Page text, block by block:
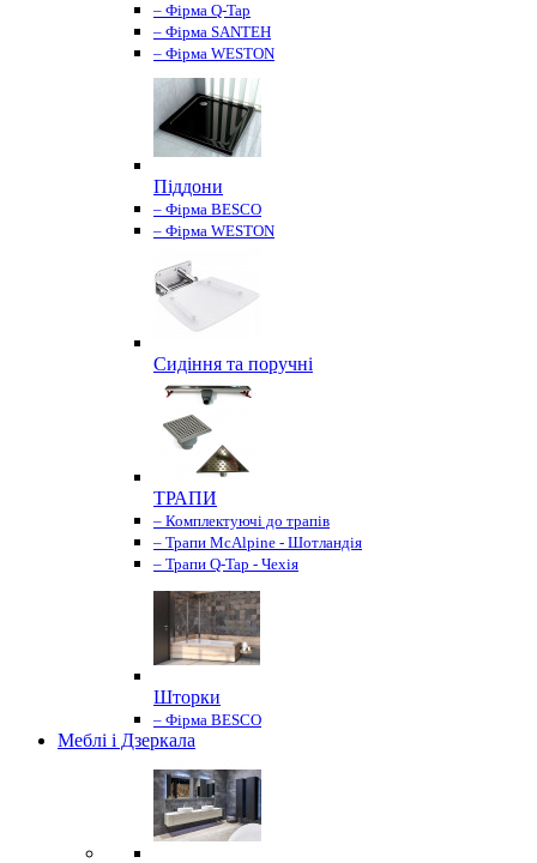
– Фірма Q-Tap
– Фірма SANTEH
– Фірма WESTON
Піддони
– Фірма BESCO
– Фірма WESTON
Сидіння та поручні
ТРАПИ
– Комплектуючі до трапів
– Трапи McAlpine - Шотландія
– Трапи Q-Tap - Чехія
Шторки
– Фірма BESCO
Меблі і Дзеркала